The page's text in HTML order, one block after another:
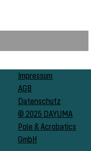
Impressum
AGB
Datenschutz
© 2025 DAYUMA
Pole & Acrobatics
GmbH